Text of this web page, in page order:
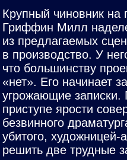
Крупный чиновник на
Гриффин Милл
из предлагаемых
в производство. У
что большинству
«нет». Его начинает
угрожающие
приступе ярости
безвинного
убитого, художницей-
решить две трудные